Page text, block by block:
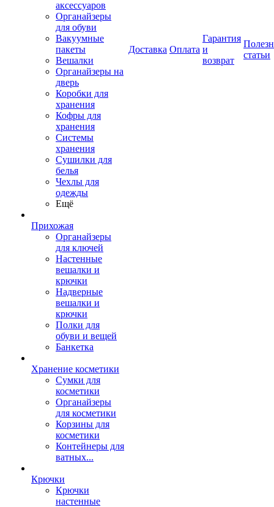
аксессуаров
Органайзеры
для обуви
Вакуумные
пакеты
Вешалки
Органайзеры на
дверь
Коробки для
хранения
Кофры для
хранения
Системы
хранения
Сушилки для
белья
Чехлы для
одежды
Ещё
Прихожая
Органайзеры
для ключей
Настенные
вешалки и
крючки
Надверные
вешалки и
крючки
Полки для
обуви и вещей
Банкетка
Хранение косметики
Сумки для
косметики
Органайзеры
для косметики
Корзины для
косметики
Контейнеры для
ватных...
Крючки
Крючки
настенные
Доставка Оплата
Гарантия
и
возврат
статьи